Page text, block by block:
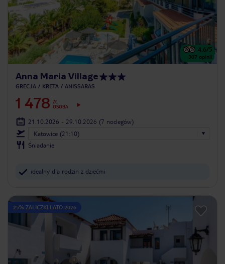
4.6/5
307 opinii
Anna Maria Village
GRECJA KRETA ANISSARAS
1 478 ZŁ
OSOBA
21.10.2026 - 29.10.2026 (7 noclegów)
Katowice (21:10)
Śniadanie
idealny dla rodzin z dziećmi
25% ZALICZKI LATO 2026